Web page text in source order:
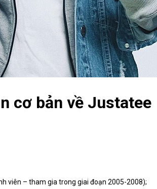
cơ bản về Justatee
viên – tham gia trong giai đoạn 2005-2008);